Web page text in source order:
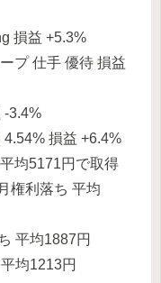
損益 +5.3%
プ 仕手 優待 損益
-3.4%
損益 +6.4%
均5171円で取得
権利落ち 平均
平均1887円
均1213円